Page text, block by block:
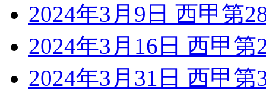
2024年3月9日 西甲第
2024年3月16日 西甲
2024年3月31日 西甲